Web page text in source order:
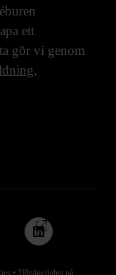
ett
gör vi genom
,
• Tillgänglighet på
Följ
oss